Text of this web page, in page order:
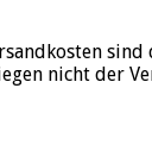
nicht der